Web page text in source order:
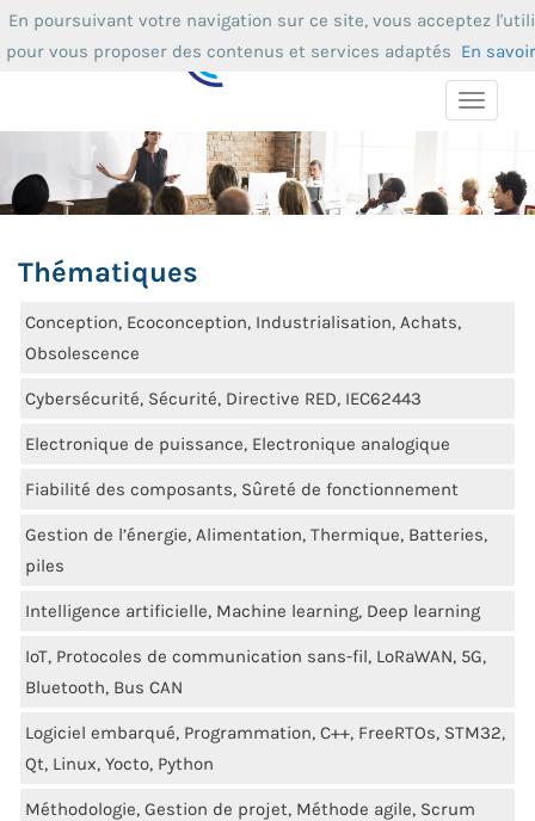
Toggle
Thématiques
Conception, Ecoconception, Industrialisation, Achats,
Obsolescence
Cybersécurité, Sécurité, Directive RED, IEC62443
Electronique de puissance, Electronique analogique
Fiabilité des composants, Sûreté de fonctionnement
Gestion de l’énergie, Alimentation, Thermique, Batteries,
piles
Intelligence artificielle, Machine learning, Deep learning
IoT, Protocoles de communication sans-fil, LoRaWAN, 5G,
Bluetooth, Bus CAN
Logiciel embarqué, Programmation, C++, FreeRTOs, STM32,
Qt, Linux, Yocto, Python
Méthodologie, Gestion de projet, Méthode agile, Scrum
En poursuivant votre navigation sur ce site, vous acceptez
pour vous proposer des contenus et services adaptés En